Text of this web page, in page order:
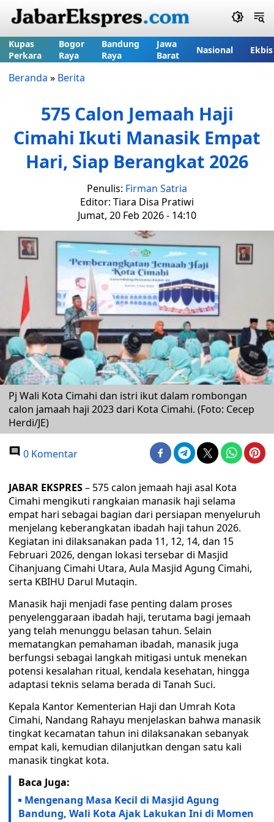
Kupas
Perkara
Bogor
Raya
Bandung
Raya
Jawa
Barat
Nasional Ekbis
Beranda » Berita
575 Calon Jemaah Haji
Cimahi Ikuti Manasik Empat
Hari, Siap Berangkat 2026
Penulis: Firman Satria
Editor: Tiara Disa Pratiwi
Jumat, 20 Feb 2026 - 14:10
Pj Wali Kota Cimahi dan istri ikut dalam rombongan
calon jamaah haji 2023 dari Kota Cimahi. (Foto: Cecep
Herdi/JE)
0 Komentar
JABAR EKSPRES– 575 calon jemaah haji asal Kota
Cimahi mengikuti rangkaian manasik haji selama
empat hari sebagai bagian dari persiapan menyeluruh
menjelang keberangkatan ibadah haji tahun 2026.
Kegiatan ini dilaksanakan pada 11, 12, 14, dan 15
Februari 2026, dengan lokasi tersebar di Masjid
Cihanjuang Cimahi Utara, Aula Masjid Agung Cimahi,
serta KBIHU Darul Mutaqin.
Manasik haji menjadi fase penting dalam proses
penyelenggaraan ibadah haji, terutama bagi jemaah
yang telah menunggu belasan tahun. Selain
mematangkan pemahaman ibadah, manasik juga
berfungsi sebagai langkah mitigasi untuk menekan
potensi kesalahan ritual, kendala kesehatan, hingga
adaptasi teknis selama berada di Tanah Suci.
Kepala Kantor Kementerian Haji dan Umrah Kota
Cimahi, Nandang Rahayu menjelaskan bahwa manasik
tingkat kecamatan tahun ini dilaksanakan sebanyak
empat kali, kemudian dilanjutkan dengan satu kali
manasik tingkat kota.
Baca Juga:
Mengenang Masa Kecil di Masjid Agung
Bandung, Wali Kota Ajak Lakukan Ini di Momen